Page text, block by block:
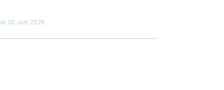
30 Juin 2025